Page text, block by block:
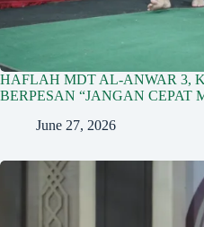
HAFLAH MDT AL-ANWAR 3,
BERPESAN “JANGAN CEPAT
June 27, 2026